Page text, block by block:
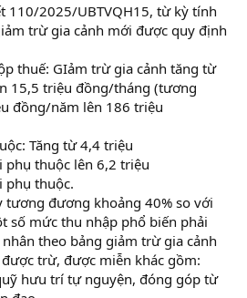
110/2025/UBTVQH15, từ kỳ tính
trừ gia cảnh mới được quy định
thuế: GIảm trừ gia cảnh tăng từ
15,5 triệu đồng/tháng (tương
đồng/năm lên 186 triệu
Tăng từ 4,4 triệu
thuộc lên 6,2 triệu
thuộc.
tương đương khoảng 40% so với
số mức thu nhập phổ biến phải
theo bảng giảm trừ gia cảnh
trừ, được miễn khác gồm:
hưu trí tự nguyện, đóng góp từ